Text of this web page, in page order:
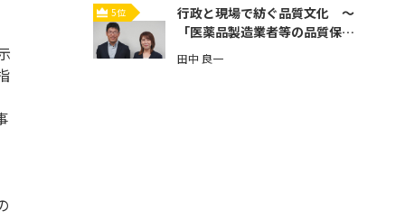
5位
行政と現場で紡ぐ品質文化 ～
「医薬品製造業者等の品質保証
体制強化」とその先へ～【第3
回】
田中 良一